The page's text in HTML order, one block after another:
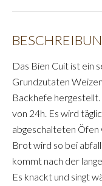
Das Bien Cuit ist ein
Grundzutaten
Backhefe hergestellt.
von 24h. Es wird
abgeschalteten Öfen
Brot wird so bei
kommt nach der
Es knackt und singt